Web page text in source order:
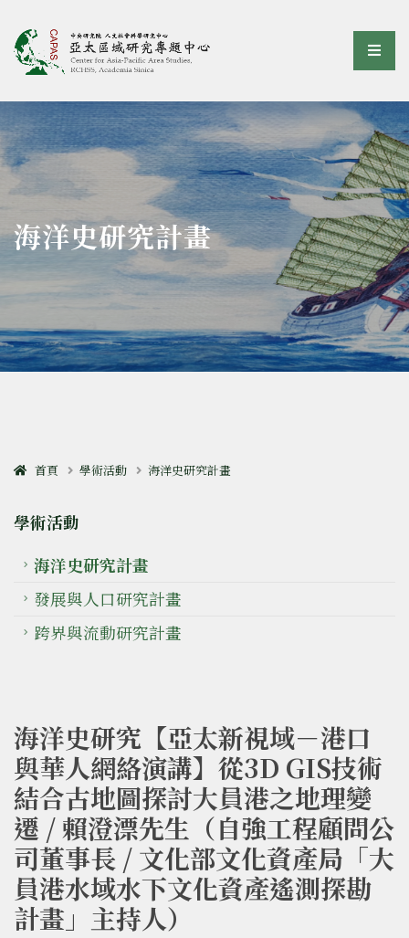
亞太區域研究專題中心選
:::
海洋史研究計畫
首頁 學術活動 海洋史研究計畫
學術活動
海洋史研究計畫
發展與人口研究計畫
跨界與流動研究計畫
海洋史研究【亞太新視域－港口
與華人網絡演講】從3D GIS技術
結合古地圖探討大員港之地理變
遷 / 賴澄漂先生（自強工程顧問公
司董事長 / 文化部文化資產局「大
員港水域水下文化資產遙測探勘
計畫」主持人）